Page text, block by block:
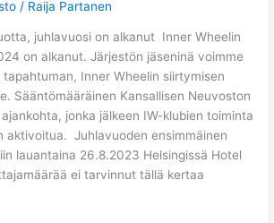
/ Raija Partanen
juhlavuosi on alkanut Inner Wheelin
on alkanut. Järjestön jäseninä voimme
tapahtuman, Inner Wheelin siirtymisen
Sääntömääräinen Kansallisen Neuvoston
jonka jälkeen IW-klubien toiminta
aktivoitua. Juhlavuoden ensimmäinen
lauantaina 26.8.2023 Helsingissä Hotel
ei tarvinnut tällä kertaa